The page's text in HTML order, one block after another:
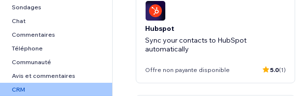
Vidéo
PDF
Partage de fichiers
Actualités
Services de contenu
Effets de texte
Modèles de pages
Effets sur images
Boutons et menus
Bannières et badges
Calculateurs
Rechercher
Météo
Sondages
Chat
Commentaires
Téléphone
Communauté
Avis et commentaires
CRM
Hubspot
Sync your contacts to HubSpot
automatically
Offre non payante disponible 5.0(1)